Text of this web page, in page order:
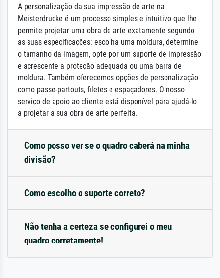
A personalização da sua impressão de arte na
Meisterdrucke é um processo simples e intuitivo que lhe
permite projetar uma obra de arte exatamente segundo
as suas especificações: escolha uma moldura, determine
o tamanho da imagem, opte por um suporte de impressão
e acrescente a proteção adequada ou uma barra de
moldura. Também oferecemos opções de personalização
como passe-partouts, filetes e espaçadores. O nosso
serviço de apoio ao cliente está disponível para ajudá-lo
a projetar a sua obra de arte perfeita.
Como posso ver se o quadro caberá na minha
divisão?
Como escolho o suporte correto?
Não tenha a certeza se configurei o meu
quadro corretamente!